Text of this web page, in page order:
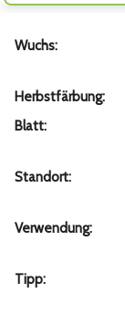
Wuchs:
Herbstfärbung:
Blatt:
Standort:
Verwendung:
Tipp: